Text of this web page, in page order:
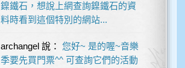
鎳鐵石，想說上網查詢鎳鐵石的資
料時看到這個特別的網站...
archangel說： 您好~ 是的喔~音樂
季要先買門票^^ 可查詢它們的活動